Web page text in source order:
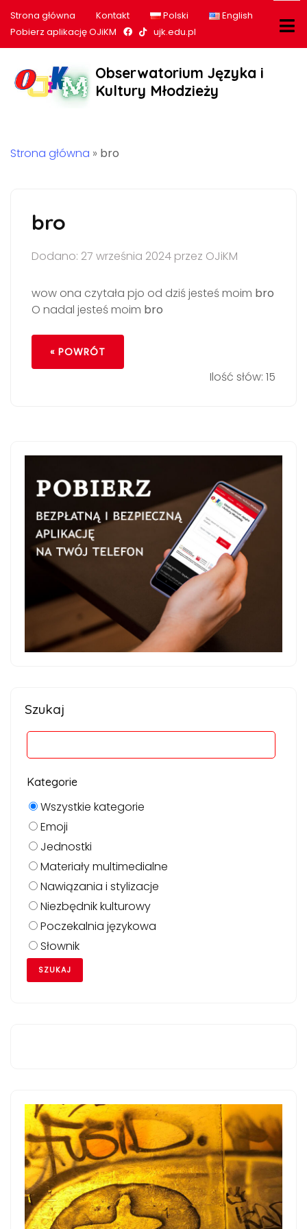
Strona główna Kontakt Polski
English
Pobierz aplikację OJiKM
Nasz profil na Facebook
Nasz profil na tiktok
ujk.edu.pl
Obserwatorium Języka i
Kultury Młodzieży
Strona główna » bro
bro
Dodano: 27 września 2024 przez OJiKM
wow ona czytała pjo od dziś jesteś moim bro
O nadal jesteś moim bro
« POWRÓT
Ilość słów: 15
Szukaj
Kategorie
Wszystkie kategorie
Emoji
Jednostki
Materiały multimedialne
Nawiązania i stylizacje
Niezbędnik kulturowy
Poczekalnia językowa
Słownik